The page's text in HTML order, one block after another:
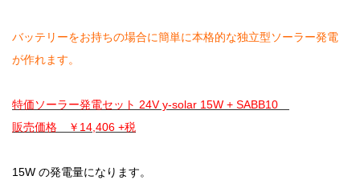
バッテリーをお持ちの場合に簡単に本格的な独立型ソーラー発電
が作れます。
特価ソーラー発電セット 24V y-solar 15W + SABB10
販売価格 ￥14,406 +税
15W の発電量になります。